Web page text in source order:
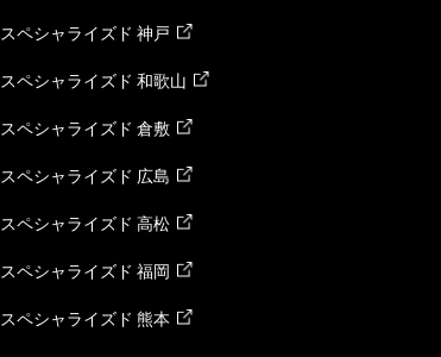
スペシャライズド 神戸
スペシャライズド 和歌山
スペシャライズド 倉敷
スペシャライズド 広島
スペシャライズド 高松
スペシャライズド 福岡
スペシャライズド 熊本